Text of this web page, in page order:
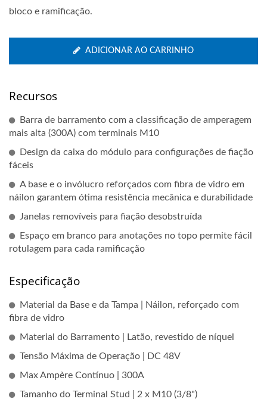
bloco e ramificação.
ADICIONAR AO CARRINHO
Recursos
Barra de barramento com a classificação de amperagem
mais alta (300A) com terminais M10
Design da caixa do módulo para configurações de fiação
fáceis
A base e o invólucro reforçados com fibra de vidro em
náilon garantem ótima resistência mecânica e durabilidade
Janelas removíveis para fiação desobstruída
Espaço em branco para anotações no topo permite fácil
rotulagem para cada ramificação
Especificação
Material da Base e da Tampa | Náilon, reforçado com
fibra de vidro
Material do Barramento | Latão, revestido de níquel
Tensão Máxima de Operação | DC 48V
Max Ampère Contínuo | 300A
Tamanho do Terminal Stud | 2 x M10 (3/8")